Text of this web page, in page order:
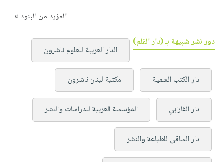
المزيد من البنود »
دور نشر شبيهة بـ (دار القلم)
الدار العربية للعلوم ناشرون
دار الكتب العلمية مكتبة لبنان ناشرون
دار الفارابي المؤسسة العربية للدراسات والنشر
دار الساقي للطباعة والنشر